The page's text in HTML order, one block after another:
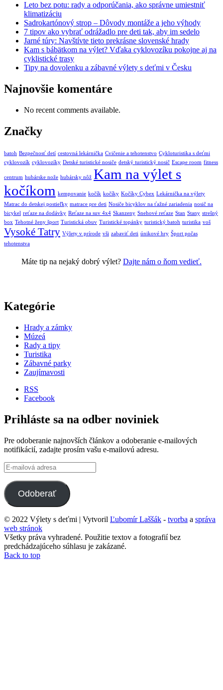
Leto bez potu: rady a odporúčania, ako správne umiestniť
klimatizáciu
Sadrokartónový strop – Dôvody montáže a jeho výhody
7 tipov ako vybrať odrážadlo pre deti tak, aby im sedelo
Jarné túry: Navštívte tieto prekrásne slovenské hrady
Kam s bábätkom na výlet? Vďaka cyklovozíku pokojne aj na
cyklistické trasy
Tipy na dovolenku a zábavné výlety s deťmi v Česku
Najnovšie komentáre
No recent comments available.
Značky
batoh Bezpečnosť detí cestovná lekárnička Cvičenie a tehotenstvo Cykloturistika s deťmi
cyklovozík cyklovozíky Detské turistické nosiče detský turistický nosič Escape room fitness
centrum hubárske nože hubársky nôž Kam na výlet s
kočíkom kempovanie kočík kočíky Kočíky Cybex Lekárnička na výlety
Matrac do detskej postieľky matrace pre deti Nosiče bicyklov na ťažné zariadenia nosič na
bicykel reťaze na dodávky Reťaze na suv 4x4 Skanzeny Snehové reťaze Stan Stany strešný
box Tehotné ženy šport Turistická obuv Turistické topánky turistický batoh turistika voš
Vysoké Tatry Výlety v prírode vši zabaviť deti únikové hry Šport počas
tehotenstva
Máte tip na nejaký dobrý výlet? Dajte nám o ňom vedieť.
Kategórie
Hrady a zámky
Múzeá
Rady a tipy
Turistika
Zábavné parky
Zaujímavosti
RSS
Facebook
Prihláste sa na odber noviniek
Pre odoberanie najnovších článkov a odoberanie e-mailových
notifikácií, zadajte prosím vašu e-mailovú adresu.
E-
mailová
adresa
Odoberať
© 2022 Výlety s deťmi | Vytvoril Ľubomír Laššák - tvorba a správa
web stránok
Všetky práva vyhradené. Použitie textov a fotografií bez
predchádzajúceho súhlasu je zakázané.
Back to top